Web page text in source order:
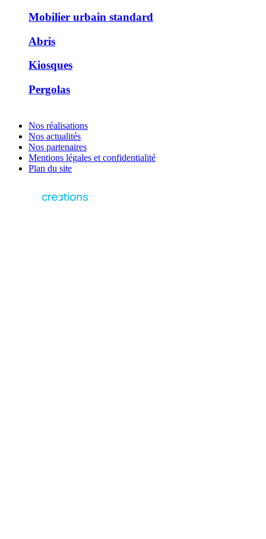
Mobilier urbain standard
Abris
Kiosques
Pergolas
Nos réalisations
Nos actualités
Nos partenaires
Mentions légales et confidentialité
Plan du site